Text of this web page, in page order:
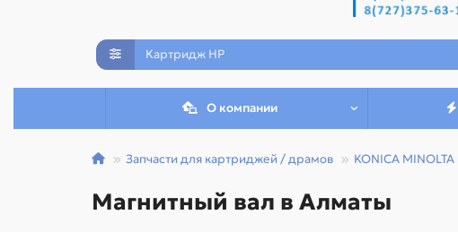
О компании
Запчасти для картриджей / драмов KONICA MINOLTA
Магнитный вал в Алматы